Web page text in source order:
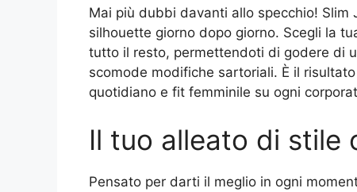
Mai più dubbi davanti allo specchio!
silhouette giorno dopo giorno. Scegli la
tutto il resto, permettendoti di godere di
scomode modifiche sartoriali. È il
quotidiano e fit femminile su ogni
Il tuo alleato di stile
Pensato per darti il meglio in ogni